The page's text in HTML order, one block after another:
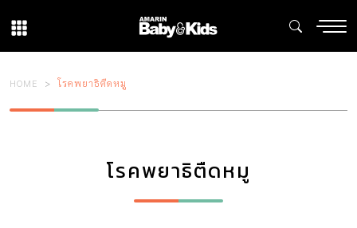
HOME โรคพยาธิตืดหมู
โรคพยาธิตืดหมู